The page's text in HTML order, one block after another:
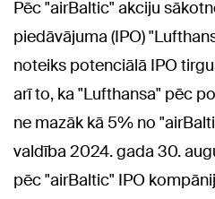
Pēc "airBaltic" akciju
piedāvājuma (IPO)
noteiks potenciālā IPO
arī to, ka "Lufthansa" pēc
ne mazāk kā 5% no
valdība 2024. gada 30.
pēc "airBaltic" IPO